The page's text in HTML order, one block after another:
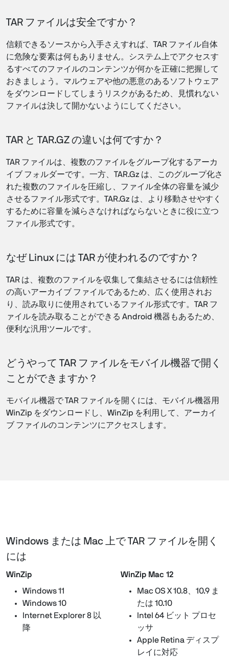
TAR ファイルは安全ですか？
信頼できるソースから入手さえすれば、TAR ファイル自体
に危険な要素は何もありません。システム上でアクセスす
るすべてのファイルのコンテンツが何かを正確に把握して
おきましょう。マルウェアや他の悪意のあるソフトウェア
をダウンロードしてしまうリスクがあるため、見慣れない
ファイルは決して開かないようにしてください。
TAR と TAR.GZ の違いは何ですか？
TAR ファイルは、複数のファイルをグループ化するアーカ
イブ フォルダーです。一方、TAR.Gz は、このグループ化さ
れた複数のファイルを圧縮し、ファイル全体の容量を減少
させるファイル形式です。TAR.Gz は、より移動させやすく
するために容量を減らさなければならないときに役に立つ
ファイル形式です。
なぜ Linux には TAR が使われるのですか？
TAR は、複数のファイルを収集して集結させるには信頼性
の高いアーカイブ ファイルであるため、広く使用されお
り、読み取りに使用されているファイル形式です。TAR フ
ァイルを読み取ることができる Android 機器もあるため、
便利な汎用ツールです。
どうやって TAR ファイルをモバイル機器で開く
ことができますか？
モバイル機器で TAR ファイルを開くには、モバイル機器用
WinZip をダウンロードし、WinZip を利用して、アーカイ
ブ ファイルのコンテンツにアクセスします。
Windows または Mac 上で TAR ファイルを開く
には
WinZip
Windows 11
Windows 10
Internet Explorer 8 以
降
WinZip Mac 12
Mac OS X 10.8、10.9 ま
たは 10.10
Intel 64 ビット プロセ
ッサ
Apple Retina ディスプ
レイに対応